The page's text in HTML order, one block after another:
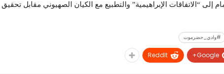
“الاتفاقات الإبراهيمية” والتطبيع مع الكيان الصهيوني مقابل تحقيق
#وادي_حضرموت
Google+
ReddIt